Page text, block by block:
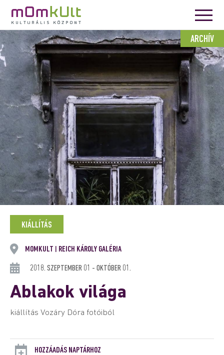
ARCHÍV
KIÁLLÍTÁS
MOMKULT REICH KÁROLY GALÉRIA
2018. SZEPTEMBER 01 - OKTÓBER 01.
Ablakok világa
kiállítás Vozáry Dóra fotóiból
HOZZÁADÁS NAPTÁRHOZ